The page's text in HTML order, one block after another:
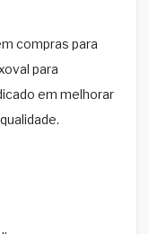
compras para
para
em melhorar